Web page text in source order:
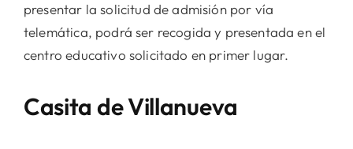
presentar la solicitud de admisión por vía
telemática, podrá ser recogida y presentada en el
centro educativo solicitado en primer lugar.
Casita de Villanueva